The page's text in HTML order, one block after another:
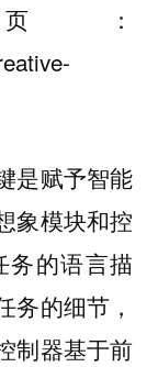
：
是赋予智能
象模块和控
务的语言描
务的细节，
制器基于前